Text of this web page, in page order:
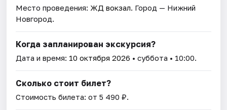
Место проведения: ЖД вокзал. Город — Нижний
Новгород.
Когда запланирован экскурсия?
Дата и время: 10 октября 2026 • суббота • 10:00.
Сколько стоит билет?
Стоимость билета: от 5 490 ₽.